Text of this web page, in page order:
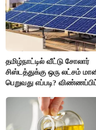
தமிழ்நாட்டில் வீட்டு சோலார்
சிஸ்டத்துக்கு ஒரு லட்சம்
பெறுவது எப்படி?